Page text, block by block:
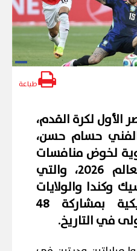
طباعة
الأول لكرة القدم،
الفني حسام حسن،
لخوض منافسات
بطولة كأس العالم 2026، والتي
وكندا والولايات
المتحدة الأمريكية بمشاركة 48
في التاريخ.